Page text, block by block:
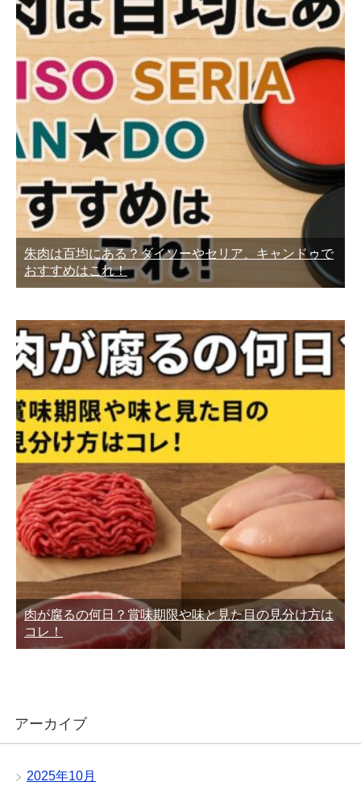
朱肉は百均にある？ダイソーやセリア、キャンドゥで
おすすめはこれ！
肉が腐るの何日？賞味期限や味と見た目の見分け方は
コレ！
アーカイブ
2025年10月